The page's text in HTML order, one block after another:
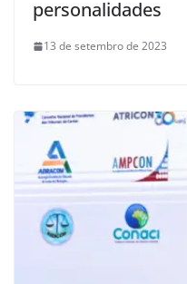
personalidades
13 de setembro de 2023